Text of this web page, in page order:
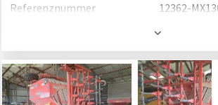
Referenznummer
12362-
3000 mm
Volumen
2500 L